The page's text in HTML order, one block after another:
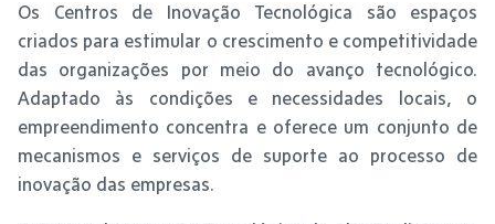
Os Centros de Inovação Tecnológica são espaços
criados para estimular o crescimento e competitividade
das organizações por meio do avanço tecnológico.
Adaptado às condições e necessidades locais, o
empreendimento concentra e oferece um conjunto de
mecanismos e serviços de suporte ao processo de
inovação das empresas.